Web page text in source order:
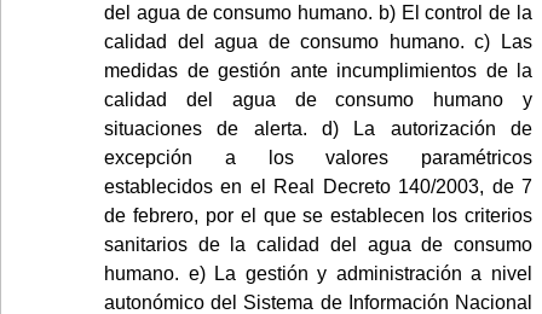
del agua de consumo humano. b) El control de la
calidad del agua de consumo humano. c) Las
medidas de gestión ante incumplimientos de la
calidad del agua de consumo humano y
situaciones de alerta. d) La autorización de
excepción a los valores paramétricos
establecidos en el Real Decreto 140/2003, de 7
de febrero, por el que se establecen los criterios
sanitarios de la calidad del agua de consumo
humano. e) La gestión y administración a nivel
autonómico del Sistema de Información Nacional